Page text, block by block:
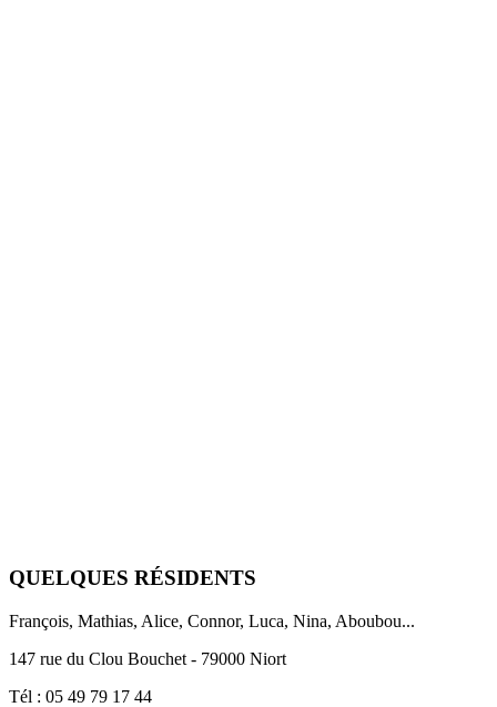
QUELQUES RÉSIDENTS
François, Mathias, Alice, Connor, Luca, Nina, Aboubou...
147 rue du Clou Bouchet - 79000 Niort
Tél : 05 49 79 17 44